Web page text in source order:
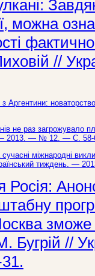
можна
//
Аргентини:
не раз загрожувало
— 2013. — № 12. — С. 58-
міжнародні
тиждень. —
Росія:
М. Бугрій //